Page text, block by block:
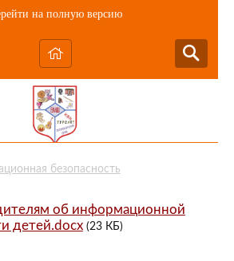
на полную версию
безопасность
об информационной
детей.docx (23 КБ)